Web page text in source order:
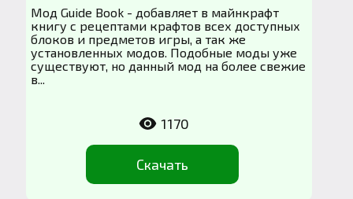
Мод Guide Book - добавляет в майнкрафт
книгу с рецептами крафтов всех доступных
блоков и предметов игры, а так же
установленных модов. Подобные моды уже
существуют, но данный мод на более свежие
в...
Скачать
1170